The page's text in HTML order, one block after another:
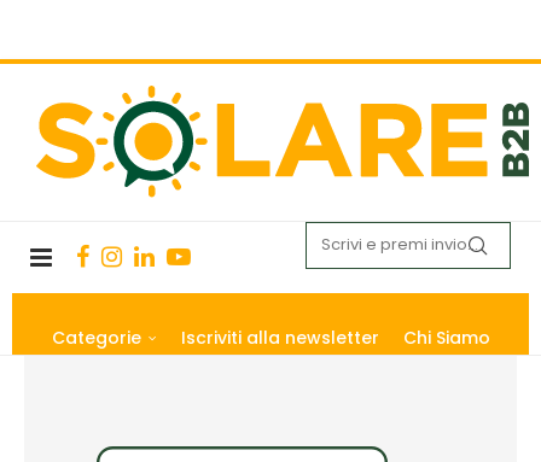
Categorie Iscriviti alla newsletter Chi Siamo